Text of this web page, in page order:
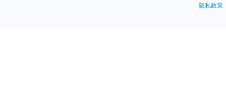
隐私政策